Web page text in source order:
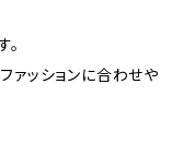
ァッションに合わせや